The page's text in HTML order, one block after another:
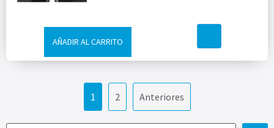
AÑADIR AL CARRITO
1 2 Anteriores